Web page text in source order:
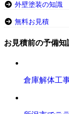
外壁塗装の知識
無料お見積
お見積前の予備
倉庫解体工